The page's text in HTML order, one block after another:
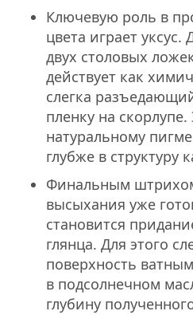
Ключевую роль в
цвета играет
двух столовых
действует как
слегка
пленку на
натуральному
глубже в структуру
Финальным
высыхания уже
становится
глянца. Для этого
поверхность
в подсолнечном
глубину